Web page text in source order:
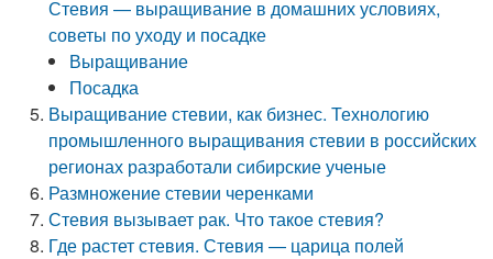
Стевия — выращивание в домашних условиях,
советы по уходу и посадке
Выращивание
Посадка
Выращивание стевии, как бизнес. Технологию
промышленного выращивания стевии в российских
регионах разработали сибирские ученые
Размножение стевии черенками
Стевия вызывает рак. Что такое стевия?
Где растет стевия. Стевия — царица полей